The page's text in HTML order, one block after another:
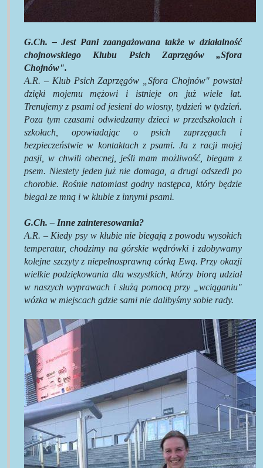
G.Ch. – Jest Pani zaangażowana także w działalność
chojnowskiego Klubu Psich Zaprzęgów „Sfora
Chojnów".
A.R. – Klub Psich Zaprzęgów „Sfora Chojnów" powstał
dzięki mojemu mężowi i istnieje on już wiele lat.
Trenujemy z psami od jesieni do wiosny, tydzień w tydzień.
Poza tym czasami odwiedzamy dzieci w przedszkolach i
szkołach, opowiadając o psich zaprzęgach i
bezpieczeństwie w kontaktach z psami. Ja z racji mojej
pasji, w chwili obecnej, jeśli mam możliwość, biegam z
psem. Niestety jeden już nie domaga, a drugi odszedł po
chorobie. Rośnie natomiast godny następca, który będzie
biegał ze mną i w klubie z innymi psami.
G.Ch. – Inne zainteresowania?
A.R. – Kiedy psy w klubie nie biegają z powodu wysokich
temperatur, chodzimy na górskie wędrówki i zdobywamy
kolejne szczyty z niepełnosprawną córką Ewą. Przy okazji
wielkie podziękowania dla wszystkich, którzy biorą udział
w naszych wyprawach i służą pomocą przy „wciąganiu"
wózka w miejscach gdzie sami nie dalibyśmy sobie rady.